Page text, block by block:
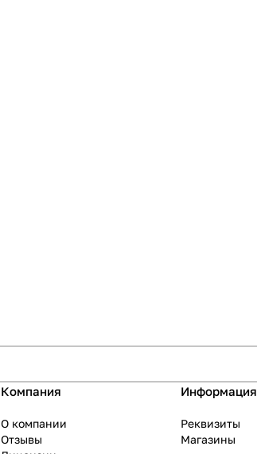
Компания
О компании
Отзывы
Информация
Реквизиты
Магазины